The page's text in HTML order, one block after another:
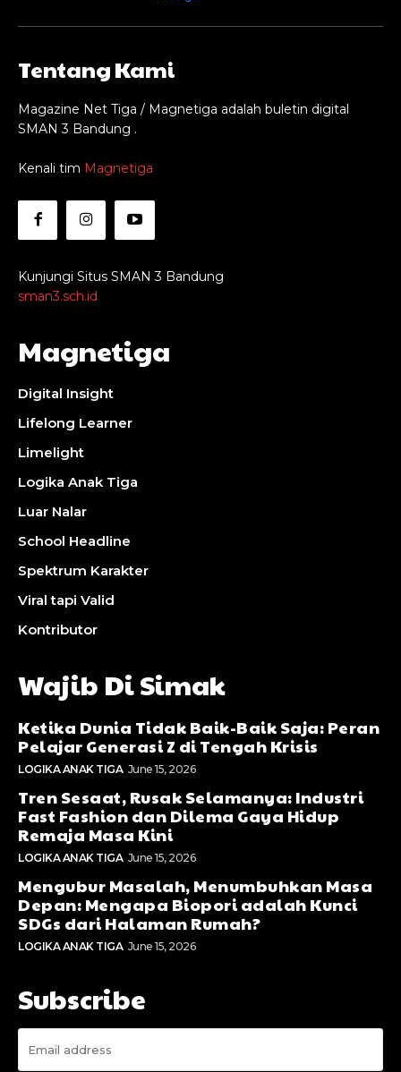
Tentang Kami
Magazine Net Tiga / Magnetiga adalah buletin digital
SMAN 3 Bandung .
Kenali tim Magnetiga
Kunjungi Situs SMAN 3 Bandung
sman3.sch.id
Magnetiga
Digital Insight
Lifelong Learner
Limelight
Logika Anak Tiga
Luar Nalar
School Headline
Spektrum Karakter
Viral tapi Valid
Kontributor
Wajib Di Simak
Ketika Dunia Tidak Baik-Baik Saja: Peran
Pelajar Generasi Z di Tengah Krisis
LOGIKA ANAK TIGA June 15, 2026
Tren Sesaat, Rusak Selamanya: Industri
Fast Fashion dan Dilema Gaya Hidup
Remaja Masa Kini
LOGIKA ANAK TIGA June 15, 2026
Mengubur Masalah, Menumbuhkan Masa
Depan: Mengapa Biopori adalah Kunci
SDGs dari Halaman Rumah?
LOGIKA ANAK TIGA June 15, 2026
Subscribe